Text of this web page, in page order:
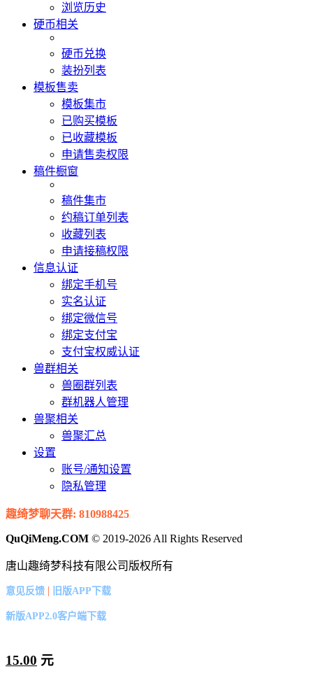
浏览历史
硬币相关
硬币兑换
装扮列表
模板售卖
模板集市
已购买模板
已收藏模板
申请售卖权限
稿件橱窗
稿件集市
约稿订单列表
收藏列表
申请接稿权限
信息认证
绑定手机号
实名认证
绑定微信号
绑定支付宝
支付宝权威认证
兽群相关
兽圈群列表
群机器人管理
兽聚相关
兽聚汇总
设置
账号/通知设置
隐私管理
趣绮梦聊天群: 810988425
QuQiMeng.COM © 2019-2026 All Rights Reserved
唐山趣绮梦科技有限公司版权所有
意见反馈 | 旧版APP下载
新版APP2.0客户端下载
15.00 元